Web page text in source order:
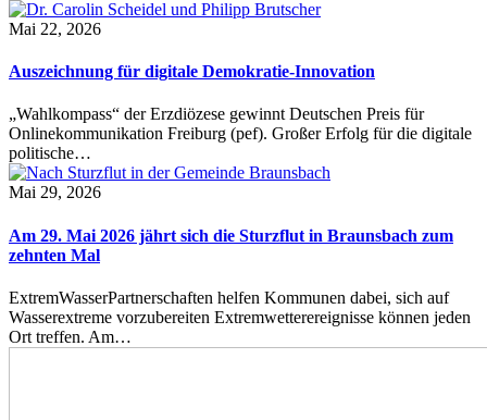
Mai 22, 2026
Auszeichnung für digitale Demokratie-Innovation
„Wahlkompass“ der Erzdiözese gewinnt Deutschen Preis für
Onlinekommunikation Freiburg (pef). Großer Erfolg für die digitale
politische…
Mai 29, 2026
Am 29. Mai 2026 jährt sich die Sturzflut in Braunsbach zum
zehnten Mal
ExtremWasserPartnerschaften helfen Kommunen dabei, sich auf
Wasserextreme vorzubereiten Extremwetterereignisse können jeden
Ort treffen. Am…